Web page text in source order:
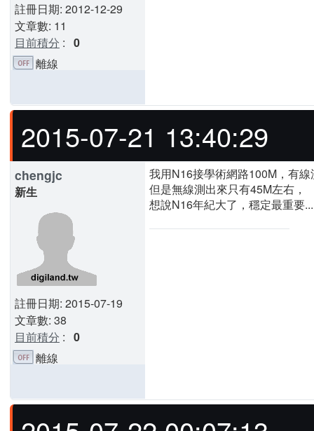
註冊日期: 2012-12-29
文章數: 11
目前積分 : 0
離線
2015-07-21 13:40:29
chengjc
新生
註冊日期: 2015-07-19
文章數: 38
目前積分 : 0
我用N16接學術網路100M，有
但是無線測出來只有45M左右，
想說N16年紀大了，穩定最重要...
離線